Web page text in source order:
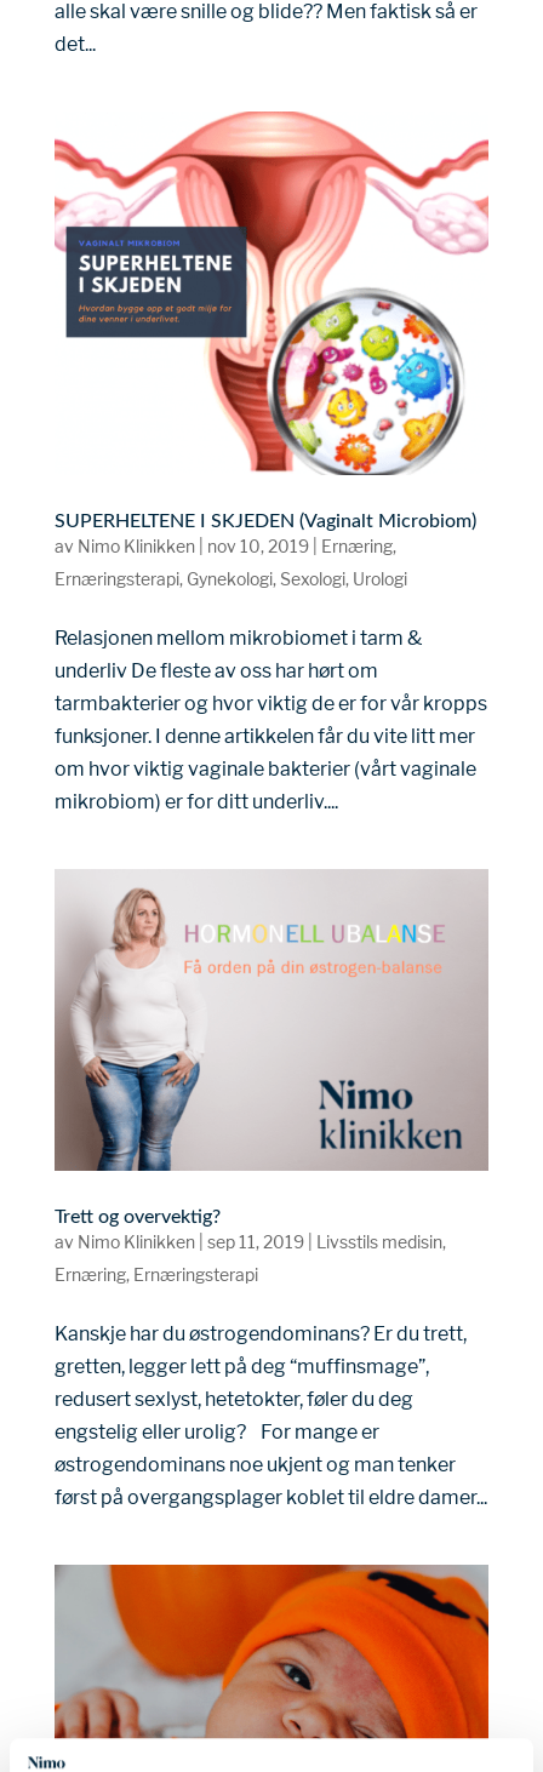
alle skal være snille og blide?? Men faktisk så er
det...
SUPERHELTENE I SKJEDEN (Vaginalt Microbiom)
av Nimo Klinikken| nov 10, 2019| Ernæring,
Ernæringsterapi, Gynekologi, Sexologi, Urologi
Relasjonen mellom mikrobiomet i tarm &
underliv De fleste av oss har hørt om
tarmbakterier og hvor viktig de er for vår kropps
funksjoner. I denne artikkelen får du vite litt mer
om hvor viktig vaginale bakterier (vårt vaginale
mikrobiom) er for ditt underliv....
Trett og overvektig?
av Nimo Klinikken| sep 11, 2019| Livsstils medisin,
Ernæring, Ernæringsterapi
Kanskje har du østrogendominans? Er du trett,
gretten, legger lett på deg “muffinsmage”,
redusert sexlyst, hetetokter, føler du deg
engstelig eller urolig? For mange er
østrogendominans noe ukjent og man tenker
først på overgangsplager koblet til eldre damer...